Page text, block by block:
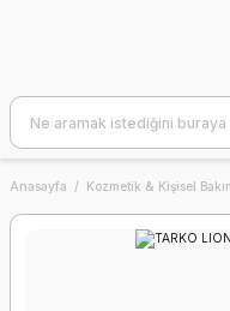
Anasayfa Kozmetik & Kişisel